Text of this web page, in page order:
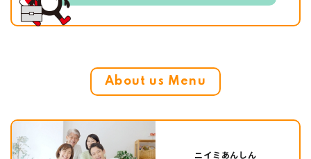
About us Menu
ニイミあんしん